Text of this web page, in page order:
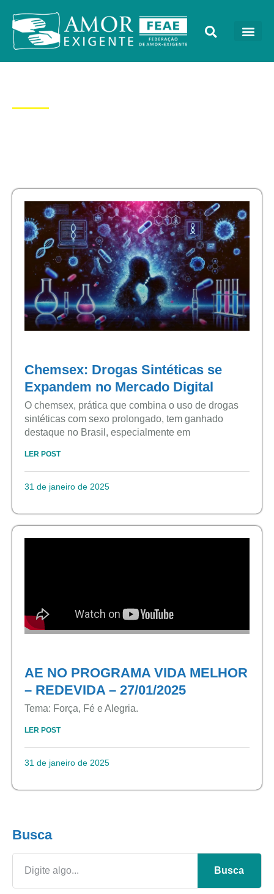
Chemsex: Drogas Sintéticas se
Expandem no Mercado Digital
O chemsex, prática que combina o uso de drogas
sintéticas com sexo prolongado, tem ganhado
destaque no Brasil, especialmente em
LER POST
31 de janeiro de 2025
AE NO PROGRAMA VIDA MELHOR
– REDEVIDA – 27/01/2025
Tema: Força, Fé e Alegria.
LER POST
31 de janeiro de 2025
Busca
Busca